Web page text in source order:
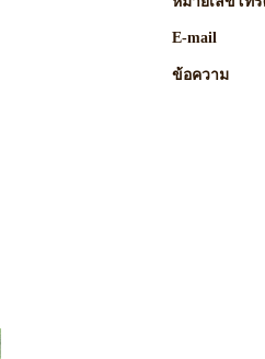
E-mail
ข้อความ